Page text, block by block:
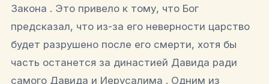
Закона . Это привело к тому, что Бог
предсказал, что из-за его неверности царство
будет разрушено после его смерти, хотя бы
часть останется за династией Давида ради
самого Давида и Иерусалима . Одним из